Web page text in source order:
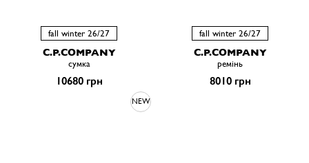
fall winter 26/27
C.P.COMPANY
сумка
10680 грн
fall winter 26/27
C.P.COMPANY
ремiнь
8010 грн
NEW